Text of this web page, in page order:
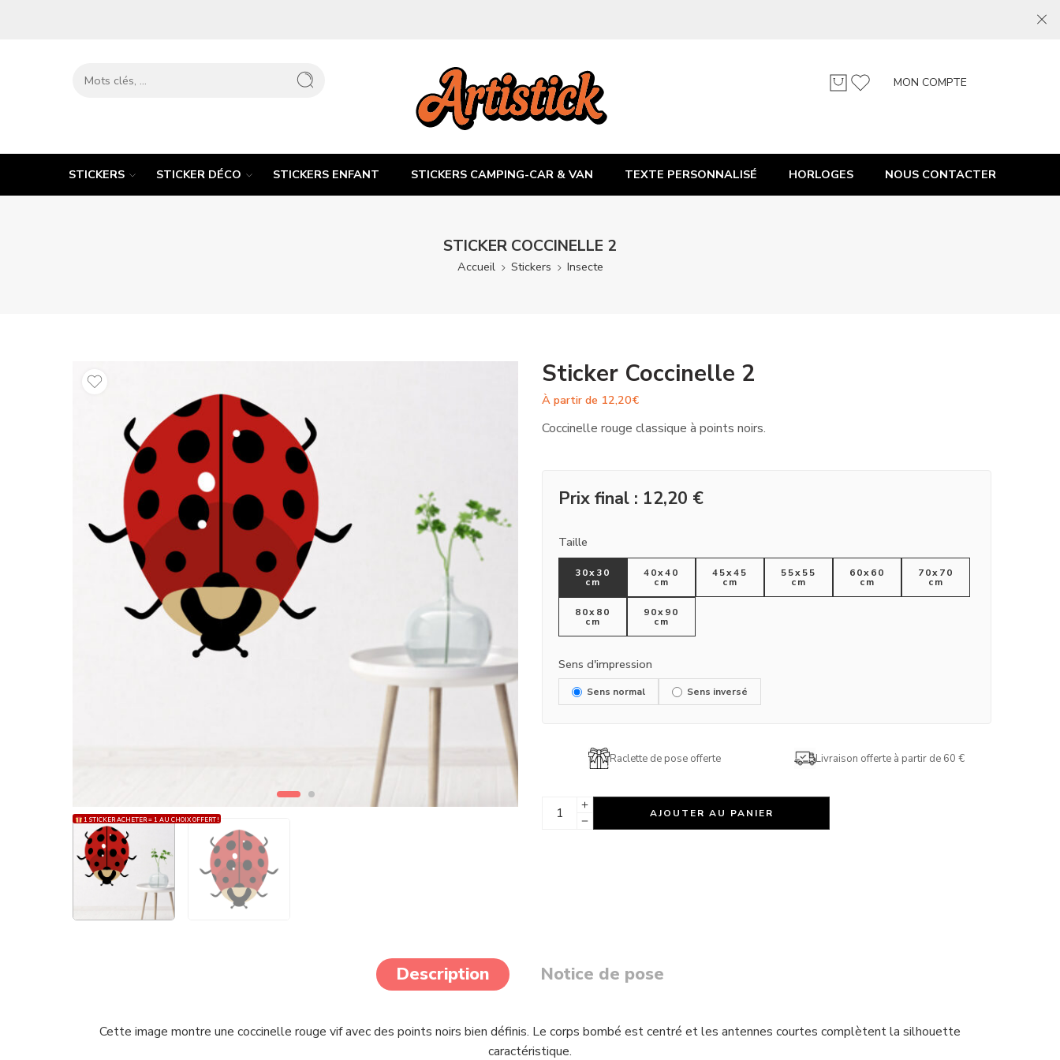
MON COMPTE
STICKERS STICKER DÉCO STICKERS ENFANT STICKERS CAMPING-CAR & VAN TEXTE PERSONNALISÉ HORLOGES NOUS CONTACTER
STICKER COCCINELLE 2
Accueil Stickers Insecte
1 STICKER ACHETER = 1 AU CHOIX OFFERT !
Sticker Coccinelle 2
À partir de 12,20€
Coccinelle rouge classique à points noirs.
Prix final : 12,20 €
Taille
30x30
cm
40x40
cm
45x45
cm
55x55
cm
60x60
cm
70x70
cm
80x80
cm
90x90
cm
Sens d'impression
Sens normal Sens inversé
Raclette de pose offerte Livraison offerte à partir de 60 €
AJOUTER AU PANIER
Description Notice de pose
Cette image montre une coccinelle rouge vif avec des points noirs bien définis. Le corps bombé est centré et les antennes courtes complètent la silhouette
caractéristique.